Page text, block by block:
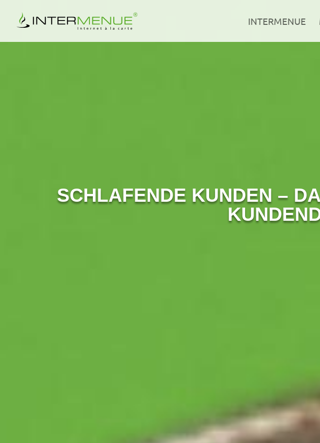
INTERMENUE
SCHLAFENDE KUNDEN –